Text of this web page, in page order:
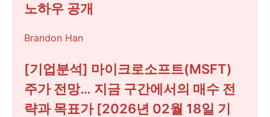
노하우 공개
Brandon Han
[기업분석] 마이크로소프트(MSFT)
주가 전망… 지금 구간에서의 매수 전
략과 목표가 [2026년 02월 18일 기